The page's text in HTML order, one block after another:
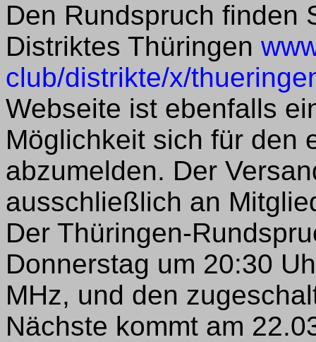
Den Rundspruch finden
Distriktes Thüringen
club/distrikte/x/
Webseite ist ebenfalls
Möglichkeit sich für den
abzumelden. Der
ausschließlich an
Der Thüringen-
Donnerstag um 20:30
MHz, und den
Nächste kommt am